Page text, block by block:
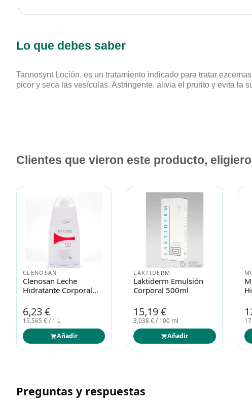
Lo que debes saber
Tannosynt Loción. es un tratamiento indicado para tratar
picor y seca las vesículas. Astringente. alivia el prurito y evita la
Clientes que vieron este producto,
MUSSVITAL
Mussvital Leche
Hidrante P.atopica 750
12,99 €
17,321 € / 1 L
Añadir
LA ROCHE POSAY
La Roche Posay Lipikar
Baume Ap+ Crema
25,90 €
6,475 € / 100 ml
Añadir
Preguntas y respuestas